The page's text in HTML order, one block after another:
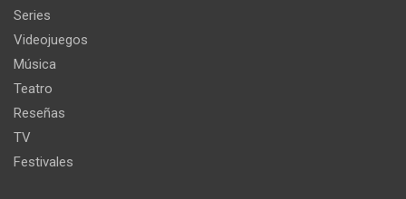
Series
Videojuegos
Música
Teatro
Reseñas
TV
Festivales